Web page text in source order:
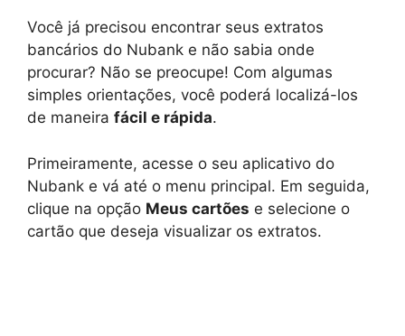
Você já precisou encontrar seus extratos
bancários do Nubank e não sabia onde
procurar? Não se preocupe! Com algumas
simples orientações, você poderá localizá-los
de maneira fácil e rápida.
Primeiramente, acesse o seu aplicativo do
Nubank e vá até o menu principal. Em seguida,
clique na opção Meus cartões e selecione o
cartão que deseja visualizar os extratos.